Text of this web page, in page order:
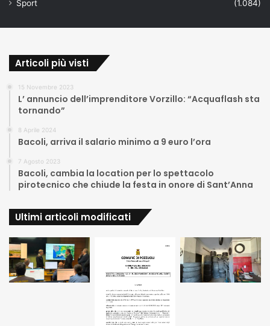
Sport
(1.084)
Articoli più visti
15 Novembre 2023
L’ annuncio dell’imprenditore Vorzillo: “Acquaflash sta
tornando”
8 Aprile 2024
Bacoli, arriva il salario minimo a 9 euro l’ora
7 Agosto 2023
Bacoli, cambia la location per lo spettacolo
pirotecnico che chiude la festa in onore di Sant’Anna
Ultimi articoli modificati